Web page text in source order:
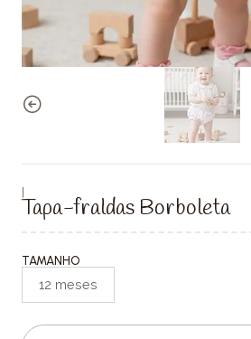
|
Tapa-fraldas Borboleta
TAMANHO
12 meses